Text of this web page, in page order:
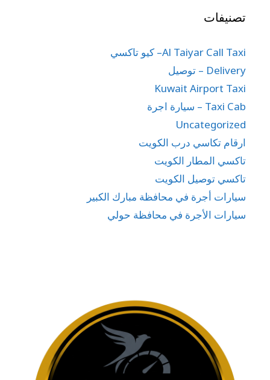
تصنيفات
Al Taiyar Call Taxi– كيو تاكسي
Delivery – توصيل
Kuwait Airport Taxi
Taxi Cab – سيارة اجرة
Uncategorized
ارقام تكاسي درب الكويت
تاكسي المطار الكويت
تاكسي توصيل الكويت
سيارات أجرة في محافظة مبارك الكبير
سيارات الأجرة في محافظة حولي